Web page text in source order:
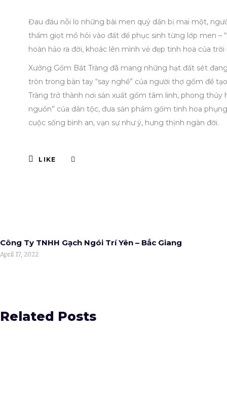
Đau đáu nỗi lo những bài men quý dần bị mai một,
thấm giọt mồ hôi vào đất để phục sinh từng lớp men –
hoàn hảo ra đời, khoác lên mình vẻ đẹp tinh hoa của
Xưởng Gốm Bát Tràng đã mang những hạt đất sét
tròn trong bàn tay “say nghề” của người thợ gốm để
Tràng trở thành nơi sản xuất gốm tâm linh, phong
nguồn” của dân tộc, đưa sản phẩm gốm tinh hoa
cuộc sống bình an, vạn sự như ý, hưng thịnh ngàn đời.
LIKE
Công Ty TNHH Gạch Ngói Trí Yên – Bắc Giang
April 17, 2022
Related Posts